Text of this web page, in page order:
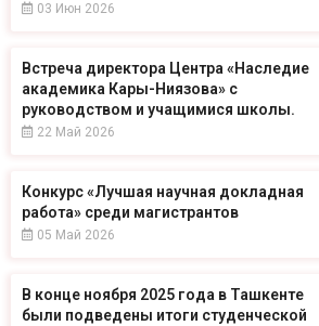
03 Июн 2026
Встреча директора Центра «Наследие
академика Кары-Ниязова» с
руководством и учащимися школы.
22 Май 2026
Конкурс «Лучшая научная докладная
работа» среди магистрантов
05 Май 2026
В конце ноября 2025 года в Ташкенте
были подведены итоги студенческой